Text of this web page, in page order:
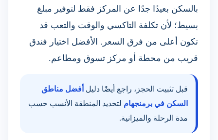
بالسكن بعيدًا جدًا عن المركز فقط لتوفير مبلغ
بسيط؛ لأن تكلفة التاكسي والوقت والتعب قد
تكون أعلى من فرق السعر. الأفضل اختيار فندق
قريب من محطة أو مركز تسوق ومطاعم.
قبل تثبيت الحجز، راجع أيضًا دليل أفضل مناطق
السكن في برمنجهام لتحديد المنطقة الأنسب حسب
مدة الرحلة والميزانية.